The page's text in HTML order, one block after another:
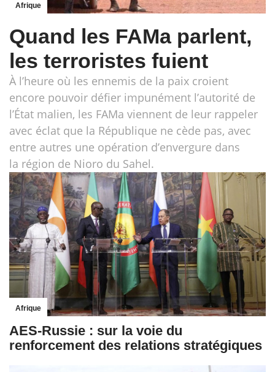
Afrique
Quand les FAMa parlent,
les terroristes fuient
À l’heure où les ennemis de la paix croient
encore pouvoir défier impunément l’autorité de
l’État malien, les FAMa viennent de leur rappeler
avec éclat que la République ne cède pas, avec
entre autres une opération d’envergure dans
la région de Nioro du Sahel.
Afrique
AES-Russie : sur la voie du
renforcement des relations stratégiques